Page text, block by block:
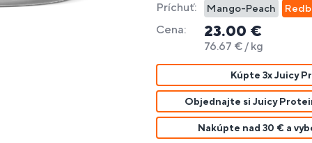
Príchuť: Mango-Peach
Cena: 23.00 €
76.67 € / kg
Kúpte 3x Juicy
Objednajte si Juicy
Nakúpte nad 30 € a